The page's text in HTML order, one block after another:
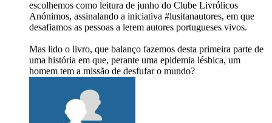
escolhemos como leitura de junho do Clube Livrólicos
Anónimos, assinalando a iniciativa #lusitanautores, em que
desafiamos as pessoas a lerem autores portugueses vivos.
Mas lido o livro, que balanço fazemos desta primeira parte de
uma história em que, perante uma epidemia lésbica, um
homem tem a missão de desfufar o mundo?